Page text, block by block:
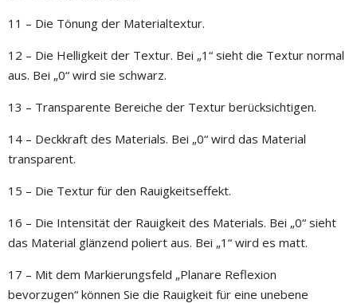
11 – Die Tönung der Materialtextur.
12 – Die Helligkeit der Textur. Bei „1“ sieht die Textur normal
aus. Bei „0“ wird sie schwarz.
13 – Transparente Bereiche der Textur berücksichtigen.
14 – Deckkraft des Materials. Bei „0“ wird das Material
transparent.
15 – Die Textur für den Rauigkeitseffekt.
16 – Die Intensität der Rauigkeit des Materials. Bei „0“ sieht
das Material glänzend poliert aus. Bei „1“ wird es matt.
17 – Mit dem Markierungsfeld „Planare Reflexion
bevorzugen“ können Sie die Rauigkeit für eine unebene